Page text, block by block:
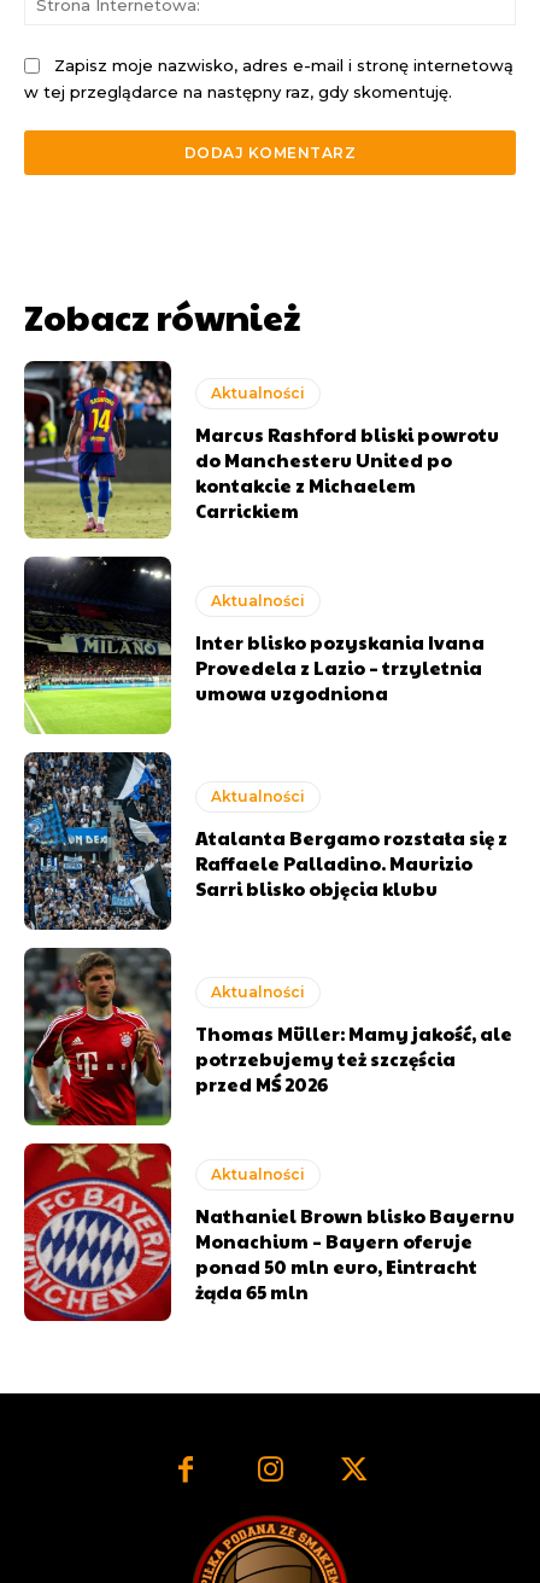
Zapisz moje nazwisko, adres e-mail i stronę internetową
w tej przeglądarce na następny raz, gdy skomentuję.
Zobacz również
Aktualności
Marcus Rashford bliski powrotu
do Manchesteru United po
kontakcie z Michaelem
Carrickiem
Aktualności
Inter blisko pozyskania Ivana
Provedela z Lazio – trzyletnia
umowa uzgodniona
Aktualności
Atalanta Bergamo rozstała się z
Raffaele Palladino. Maurizio
Sarri blisko objęcia klubu
Aktualności
Thomas Müller: Mamy jakość, ale
potrzebujemy też szczęścia
przed MŚ 2026
Aktualności
Nathaniel Brown blisko Bayernu
Monachium – Bayern oferuje
ponad 50 mln euro, Eintracht
żąda 65 mln